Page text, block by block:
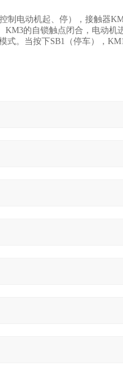
电动机起、停），接触器
的自锁触点闭合，电动
。当按下SB1（停车），